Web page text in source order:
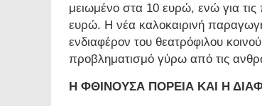
μειωμένο στα 10 ευρώ, ενώ για τις
ευρώ. Η νέα καλοκαιρινή
ενδιαφέρον του θεατρόφιλου
προβληματισμό γύρω από τις
Η ΦΘΙΝΟΥΣΑ ΠΟΡΕΙΑ ΚΑΙ Η